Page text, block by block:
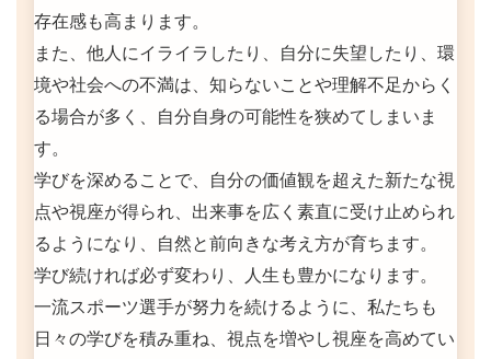
存在感も高まります。
また、他人にイライラしたり、自分に失望したり、環
境や社会への不満は、知らないことや理解不足からく
る場合が多く、自分自身の可能性を狭めてしまいま
す。
学びを深めることで、自分の価値観を超えた新たな視
点や視座が得られ、出来事を広く素直に受け止められ
るようになり、自然と前向きな考え方が育ちます。
学び続ければ必ず変わり、人生も豊かになります。
一流スポーツ選手が努力を続けるように、私たちも
日々の学びを積み重ね、視点を増やし視座を高めてい